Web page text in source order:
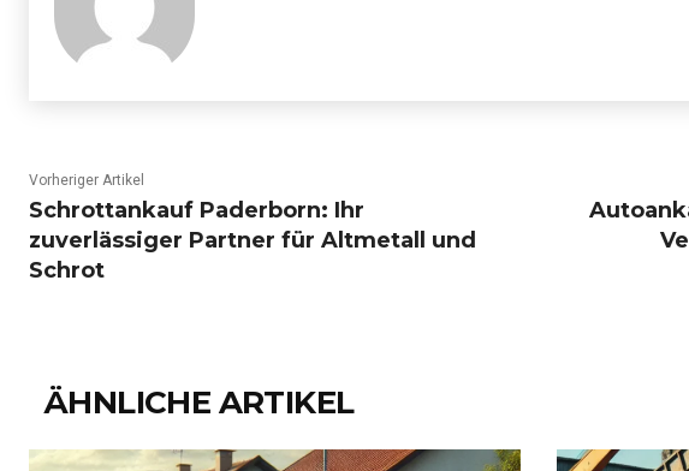
Vorheriger Artikel
Schrottankauf Paderborn: Ihr
zuverlässiger Partner für Altmetall und
Schrot
ÄHNLICHE ARTIKEL